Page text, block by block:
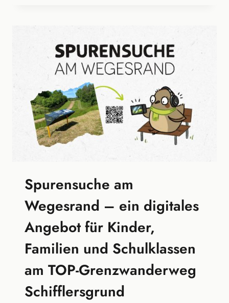
Spurensuche am
Wegesrand – ein digitales
Angebot für Kinder,
Familien und Schulklassen
am TOP-Grenzwanderweg
Schifflersgrund